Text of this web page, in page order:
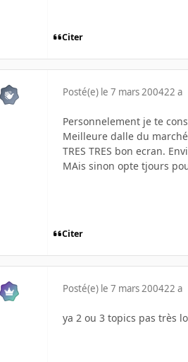
Citer
Posté(e) le 7 mars 200422 a
Personnelement je te
Meilleure dalle du
TRES TRES bon ecran.
MAis sinon opte tjours
Citer
Posté(e) le 7 mars 200422 a
ya 2 ou 3 topics pas très